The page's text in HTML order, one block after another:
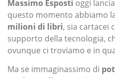
Massimo Esposti oggi
questo momento abbiamo
milioni di libri, sia cartacei
supporto della tecnologia,
ovunque ci troviamo e in
Ma se immaginassimo di